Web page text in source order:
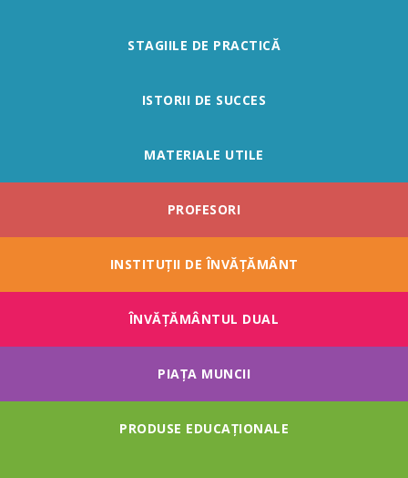
STAGIILE DE PRACTICĂ
ISTORII DE SUCCES
MATERIALE UTILE
PROFESORI
INSTITUȚII DE ÎNVĂȚĂMÂNT
ÎNVĂŢĂMÂNTUL DUAL
PIAȚA MUNCII
PRODUSE EDUCAȚIONALE